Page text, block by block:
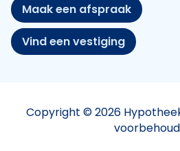
Maak een afspraak
Vind een vestiging
Copyright © 2026